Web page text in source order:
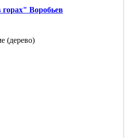
Воробьев
(дерево)